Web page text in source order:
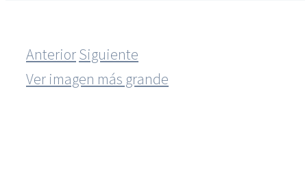
AnteriorSiguiente
Ver imagen más grande